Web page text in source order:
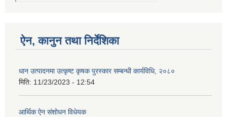
ऐन, कानुन तथा निर्देशिका
धान उत्पादनमा उत्कृष्ट कृषक पुरस्कार सम्बन्धी कार्यविधि, २०८०
मिति: 11/23/2023 - 12:54
आर्थिक ऐन संशोधन विधेयक